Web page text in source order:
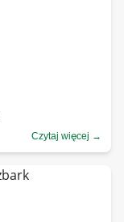
Czytaj więcej →